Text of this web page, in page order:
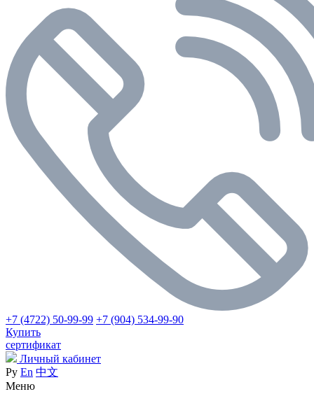
+7 (4722) 50-99-99 +7 (904) 534-99-90
Купить
сертификат
Личный кабинет
Ру En 中文
Меню